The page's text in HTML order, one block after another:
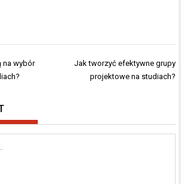
na wybór
Jak tworzyć efektywne grupy
projektowe na studiach?